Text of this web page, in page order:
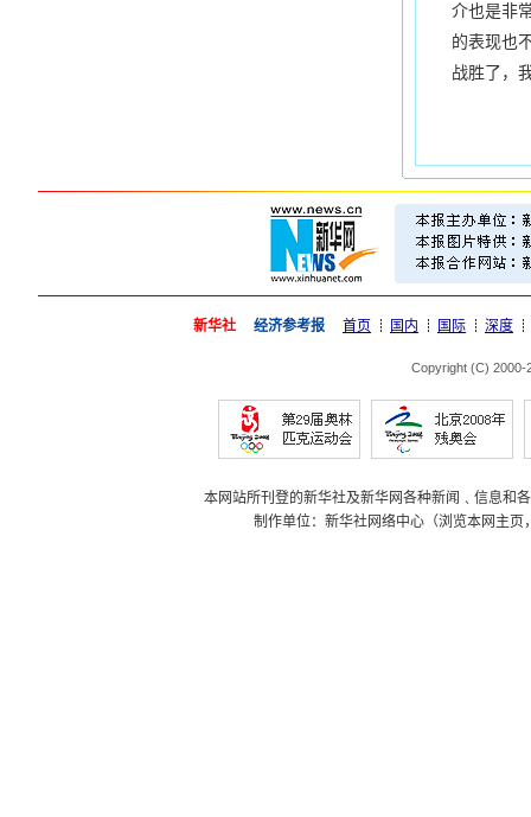
介也是非
的表现也
战胜了，
新华社 经济参考报 首页 国内 国际 深度
Copyright (C) 2000-
本网站所刊登的新华社及新华网各种新闻﹑信息和
制作单位：新华社网络中心（浏览本网主